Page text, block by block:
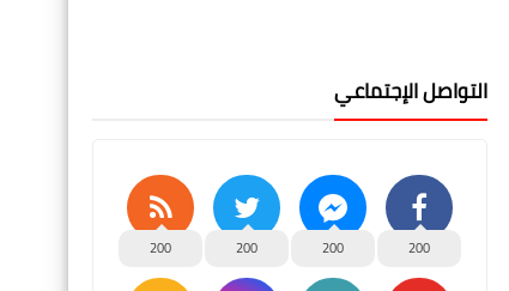
التواصل الإجتماعي
200
200
200
200